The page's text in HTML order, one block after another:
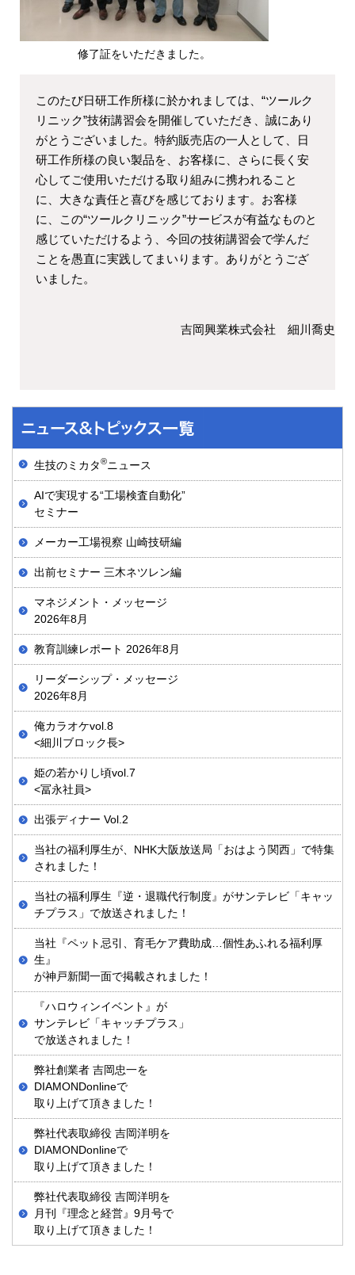
修了証をいただきました。
このたび日研工作所様に於かれましては、“ツールク
リニック”技術講習会を開催していただき、誠にあり
がとうございました。特約販売店の一人として、日
研工作所様の良い製品を、お客様に、さらに長く安
心してご使用いただける取り組みに携われること
に、大きな責任と喜びを感じております。お客様
に、この“ツールクリニック”サービスが有益なものと
感じていただけるよう、今回の技術講習会で学んだ
ことを愚直に実践してまいります。ありがとうござ
いました。
吉岡興業株式会社 細川喬史
生技のミカタ®ニュース
AIで実現する“工場検査自動化”
セミナー
メーカー工場視察 山崎技研編
出前セミナー 三木ネツレン編
マネジメント・メッセージ
2026年8月
教育訓練レポート 2026年8月
リーダーシップ・メッセージ
2026年8月
俺カラオケvol.8
<細川ブロック長>
姫の若かりし頃vol.7
<冨永社員>
出張ディナー Vol.2
当社の福利厚生が、NHK大阪放送局「おはよう関西」で特集
されました！
当社の福利厚生『逆・退職代行制度』がサンテレビ「キャッ
チプラス」で放送されました！
当社『ペット忌引、育毛ケア費助成…個性あふれる福利厚
生』
が神戸新聞一面で掲載されました！
『ハロウィンイベント』が
サンテレビ「キャッチプラス」
で放送されました！
弊社創業者 吉岡忠一を
DIAMONDonlineで
取り上げて頂きました！
弊社代表取締役 吉岡洋明を
DIAMONDonlineで
取り上げて頂きました！
弊社代表取締役 吉岡洋明を
月刊『理念と経営』9月号で
取り上げて頂きました！